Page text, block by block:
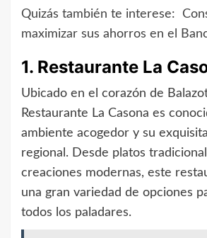
Quizás también te interese:
maximizar sus ahorros en el
1. Restaurante La
Ubicado en el corazón de
Restaurante La Casona es
ambiente acogedor y su
regional. Desde platos
creaciones modernas, este
una gran variedad de opciones
todos los paladares.